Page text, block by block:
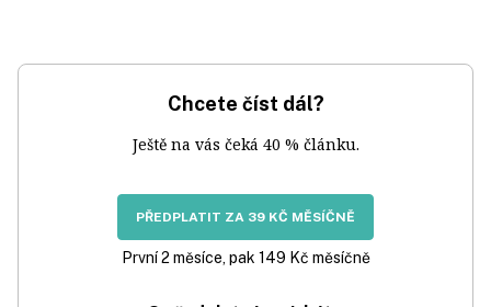
Chcete číst dál?
Ještě na vás čeká 40 % článku.
PŘEDPLATIT ZA 39 KČ MĚSÍČNĚ
První 2 měsíce, pak 149 Kč měsíčně